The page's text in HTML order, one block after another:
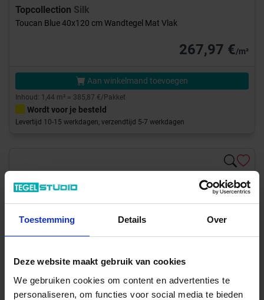
Toestemming Details Over
Deze website maakt gebruik van cookies
We gebruiken cookies om content en advertenties te
personaliseren, om functies voor social media te bieden
Topcollection Silk
Toucan Blue 40x120 cm Wandtegel Mat Vlak
267,97 €/m²
Aan winkelmand toevoegen
Inhoud: 1,44 m² = 385,87 €/Pakket
Wordt voor je besteld
Levertijd 10-15 werkdagen, verzendtijd 5-7 werkdagen